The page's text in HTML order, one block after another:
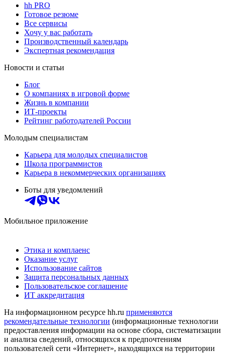
hh PRO
Готовое резюме
Все сервисы
Хочу у вас работать
Производственный календарь
Экспертная рекомендация
Новости и статьи
Блог
О компаниях в игровой форме
Жизнь в компании
ИТ-проекты
Рейтинг работодателей России
Молодым специалистам
Карьера для молодых специалистов
Школа программистов
Карьера в некоммерческих организациях
Боты для уведомлений
Мобильное приложение
Этика и комплаенс
Оказание услуг
Использование сайтов
Защита персональных данных
Пользовательское соглашение
ИТ аккредитация
На информационном ресурсе hh.ru применяются
рекомендательные технологии (информационные технологии
предоставления информации на основе сбора, систематизации
и анализа сведений, относящихся к предпочтениям
пользователей сети «Интернет», находящихся на территории